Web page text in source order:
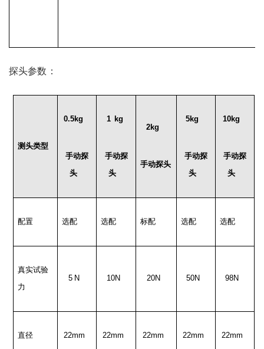
探头参数：
测头类型
0.5kg
手动探
头
1 kg
手动探
头
2kg
手动探头
5kg
手动探
头
10kg
手动探
头
配置 选配 选配 标配 选配 选配
真实试验
力
5 N 10N 20N 50N 98N
直径 22mm 22mm 22mm 22mm 22mm